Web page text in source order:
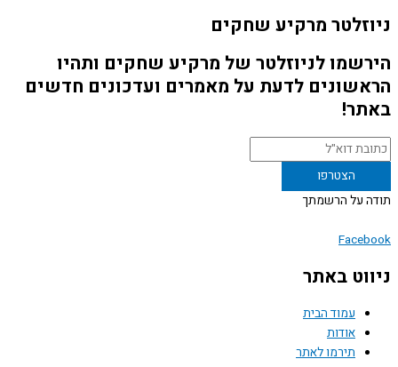
מרקיע שחקים
לניוזלטר של מרקיע שחקים ותהיו
לדעת על מאמרים ועדכונים חדשים
על הרשמתך
באתר
עמוד הבית
אודות
תירמו לאתר